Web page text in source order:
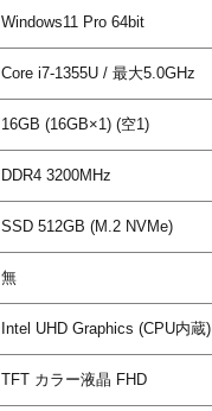
Windows11 Pro 64bit
Core i7-1355U / 最大5.0GHz
16GB (16GB×1) (空1)
DDR4 3200MHz
SSD 512GB (M.2 NVMe)
無
Intel UHD Graphics (CPU内蔵)
TFT カラー液晶 FHD